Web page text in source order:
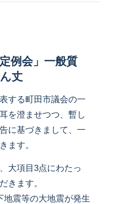
丈
する町田市議会の一
を澄ませつつ、暫し
に基づきまして、一
ます。
大項目3点にわたっ
きます。
震等の大地震が発生